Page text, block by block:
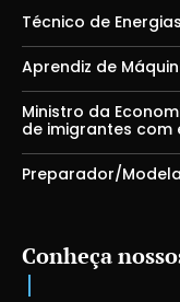
Técnico de
Aprendiz de
Ministro da
de imigrantes com
Preparador/
Conheça